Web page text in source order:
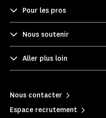
Pour les pros
Nous soutenir
Aller plus loin
Nous contacter
Espace recrutement